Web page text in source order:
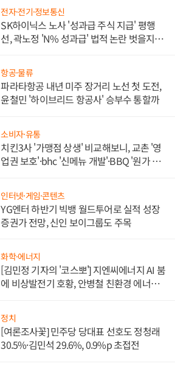
전자·전기·정보통신
SK하이닉스 노사 '성과급 주식 지급' 평행
선, 곽노정 'N% 성과급' 법적 논란 벗을지 주
항공·물류
파라타항공 내년 미주 장거리 노선 첫 도전,
윤철민 '하이브리드 항공사' 승부수 통할까
소비자·유통
치킨3사 '가맹점 상생' 비교해보니, 교촌 '영
업권 보호'·bhc '신메뉴 개발'·BBQ '원가 부
인터넷·게임·콘텐츠
YG엔터 하반기 빅뱅 월드투어로 실적 성장
증권가 전망, 신인 보이그룹도 주목
화학·에너지
[김민정 기자의 '코스뽀'] 지엔씨에너지 AI 붐
에 비상발전기 호황, 안병철 친환경 에너지
정치
[여론조사꽃] 민주당 당대표 선호도 정청래
30.5%·김민석 29.6%, 0.9%p 초접전